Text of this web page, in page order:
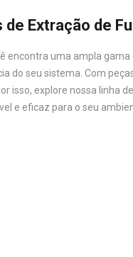
de Extração de
encontra uma ampla gama
do seu sistema. Com
isso, explore nossa linha
e eficaz para o seu